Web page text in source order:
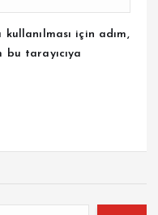
için adım,
tarayıcıya